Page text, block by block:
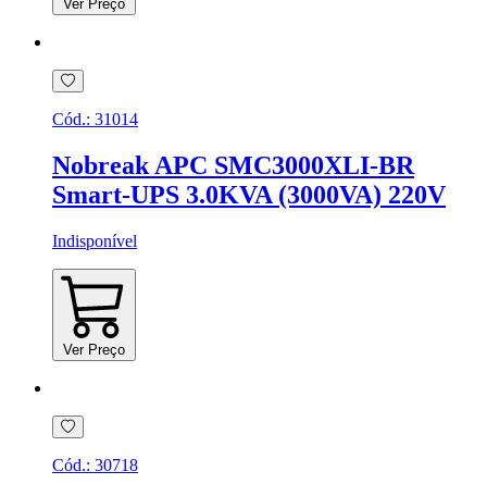
Ver Preço
Cód.: 31014
Nobreak APC SMC3000XLI-BR
Smart-UPS 3.0KVA (3000VA) 220V
Indisponível
Ver Preço
Cód.: 30718